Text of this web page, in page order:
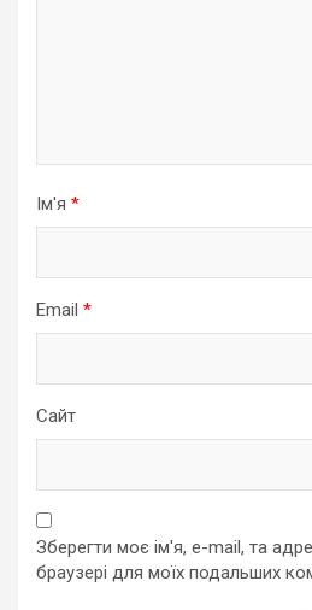
Ім'я *
Email *
Сайт
Зберегти моє ім'я, e-mail, та
браузері для моїх подальших